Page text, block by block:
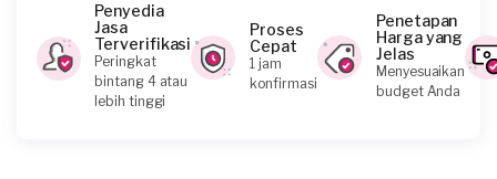
Indra requested Pemasangan AC
4 bulan yang lalu
Tangerang Kabupaten, Banten
Penyedia
Jasa
Terverifikasi
Peringkat
bintang 4 atau
lebih tinggi
Proses
Cepat
1 jam
konfirmasi
Penetapan
Harga yang
Jelas
Menyesuaikan
budget Anda